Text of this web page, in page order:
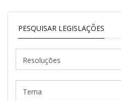
PESQUISAR LEGISLAÇÕES